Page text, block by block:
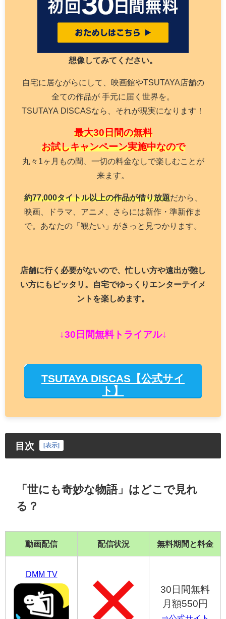
想像してみてください。
自宅に居ながらにして、映画館やTSUTAYA店舗の
全ての作品が 手元に届く世界を。
TSUTAYA DISCASなら、それが現実になります！
最大30日間の無料
お試しキャンペーン実施中なので
丸々1ヶ月もの間、一切の料金なしで楽しむことが
来ます。
約77,000タイトル以上の作品が借り放題だから、
映画、ドラマ、アニメ、さらには新作・準新作ま
で。あなたの「観たい」がきっと見つかります。
店舗に行く必要がないので、忙しい方や遠出が難し
い方にもピッタリ。自宅でゆっくりエンターテイメ
ントを楽しめます。
↓30日間無料トライアル↓
TSUTAYA DISCAS【公式サイ
ト】
目次 [表示]
「世にも奇妙な物語」はどこで見れ
る？
動画配信 配信状況 無料期間と料金
DMM TV
30日間無料
月額550円